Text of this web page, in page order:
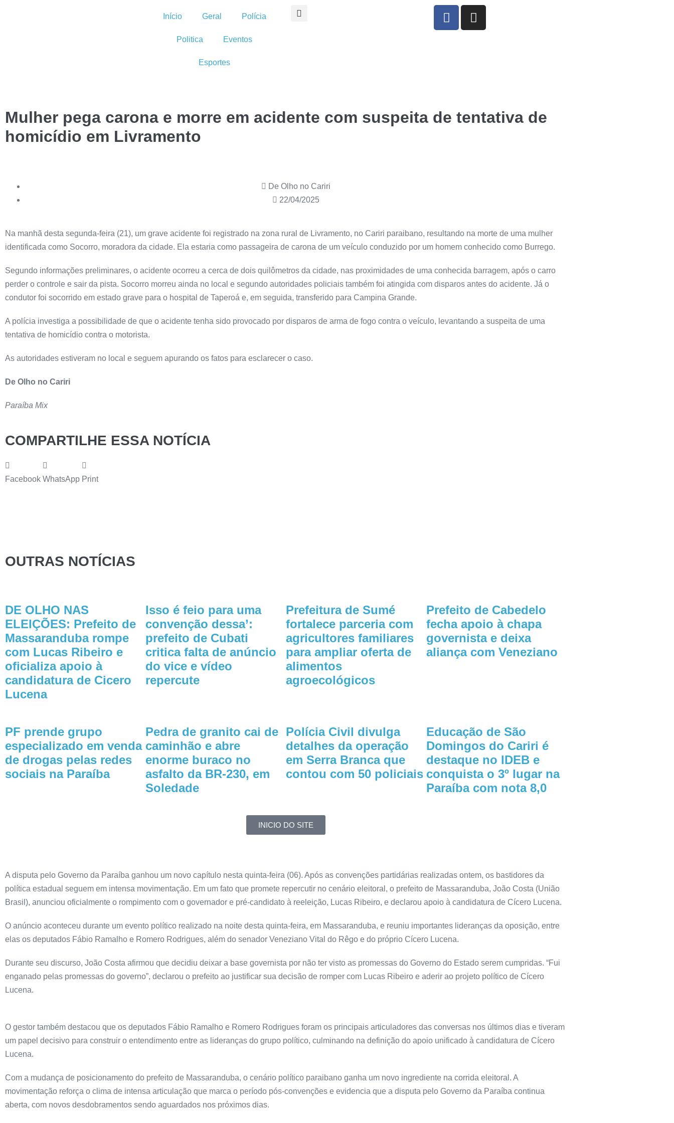
Início Geral Polícia
Politica Eventos
Esportes
Mulher pega carona e morre em acidente com suspeita de tentativa de
homicídio em Livramento
De Olho no Cariri
22/04/2025
Na manhã desta segunda-feira (21), um grave acidente foi registrado na zona rural de Livramento, no Cariri paraibano, resultando na morte de uma mulher
identificada como Socorro, moradora da cidade. Ela estaria como passageira de carona de um veículo conduzido por um homem conhecido como Burrego.
Segundo informações preliminares, o acidente ocorreu a cerca de dois quilômetros da cidade, nas proximidades de uma conhecida barragem, após o carro
perder o controle e sair da pista. Socorro morreu ainda no local e segundo autoridades policiais também foi atingida com disparos antes do acidente. Já o
condutor foi socorrido em estado grave para o hospital de Taperoá e, em seguida, transferido para Campina Grande.
A polícia investiga a possibilidade de que o acidente tenha sido provocado por disparos de arma de fogo contra o veículo, levantando a suspeita de uma
tentativa de homicídio contra o motorista.
As autoridades estiveram no local e seguem apurando os fatos para esclarecer o caso.
De Olho no Cariri
Paraíba Mix
COMPARTILHE ESSA NOTÍCIA
Facebook WhatsApp Print
OUTRAS NOTÍCIAS
DE OLHO NAS
ELEIÇÕES: Prefeito de
Massaranduba rompe
com Lucas Ribeiro e
oficializa apoio à
candidatura de Cicero
Lucena
Isso é feio para uma
convenção dessa’:
prefeito de Cubati
critica falta de anúncio
do vice e vídeo
repercute
Prefeitura de Sumé
fortalece parceria com
agricultores familiares
para ampliar oferta de
alimentos
agroecológicos
Prefeito de Cabedelo
fecha apoio à chapa
governista e deixa
aliança com Veneziano
PF prende grupo
especializado em venda
de drogas pelas redes
sociais na Paraíba
Pedra de granito cai de
caminhão e abre
enorme buraco no
asfalto da BR-230, em
Soledade
Polícia Civil divulga
detalhes da operação
em Serra Branca que
contou com 50 policiais
Educação de São
Domingos do Cariri é
destaque no IDEB e
conquista o 3º lugar na
Paraíba com nota 8,0
INICIO DO SITE
A disputa pelo Governo da Paraíba ganhou um novo capítulo nesta quinta-feira (06). Após as convenções partidárias realizadas ontem, os bastidores da
política estadual seguem em intensa movimentação. Em um fato que promete repercutir no cenário eleitoral, o prefeito de Massaranduba, João Costa (União
Brasil), anunciou oficialmente o rompimento com o governador e pré-candidato à reeleição, Lucas Ribeiro, e declarou apoio à candidatura de Cícero Lucena.
O anúncio aconteceu durante um evento político realizado na noite desta quinta-feira, em Massaranduba, e reuniu importantes lideranças da oposição, entre
elas os deputados Fábio Ramalho e Romero Rodrigues, além do senador Veneziano Vital do Rêgo e do próprio Cícero Lucena.
Durante seu discurso, João Costa afirmou que decidiu deixar a base governista por não ter visto as promessas do Governo do Estado serem cumpridas. “Fui
enganado pelas promessas do governo”, declarou o prefeito ao justificar sua decisão de romper com Lucas Ribeiro e aderir ao projeto político de Cícero
Lucena.
O gestor também destacou que os deputados Fábio Ramalho e Romero Rodrigues foram os principais articuladores das conversas nos últimos dias e tiveram
um papel decisivo para construir o entendimento entre as lideranças do grupo político, culminando na definição do apoio unificado à candidatura de Cícero
Lucena.
Com a mudança de posicionamento do prefeito de Massaranduba, o cenário político paraibano ganha um novo ingrediente na corrida eleitoral. A
movimentação reforça o clima de intensa articulação que marca o período pós-convenções e evidencia que a disputa pelo Governo da Paraíba continua
aberta, com novos desdobramentos sendo aguardados nos próximos dias.